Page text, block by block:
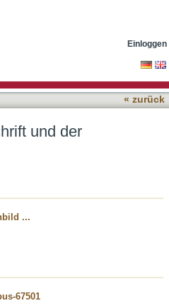
Einloggen
« zurück
und der
...
67501